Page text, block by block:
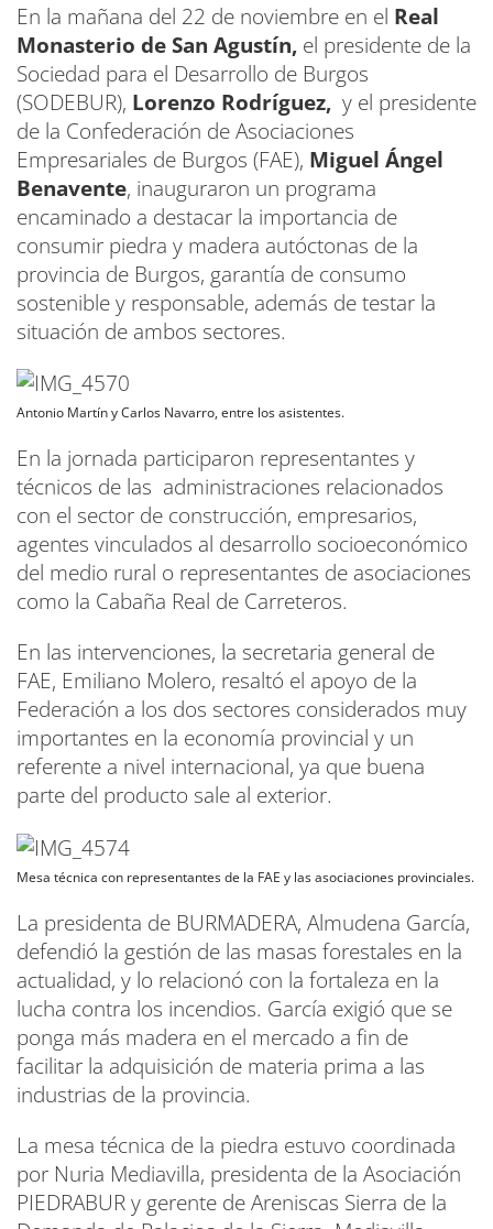
En la mañana del 22 de noviembre en el Real
Monasterio de San Agustín, el presidente de la
Sociedad para el Desarrollo de Burgos
(SODEBUR), Lorenzo Rodríguez, y el presidente
de la Confederación de Asociaciones
Empresariales de Burgos (FAE), Miguel Ángel
Benavente, inauguraron un programa
encaminado a destacar la importancia de
consumir piedra y madera autóctonas de la
provincia de Burgos, garantía de consumo
sostenible y responsable, además de testar la
situación de ambos sectores.
Antonio Martín y Carlos Navarro, entre los asistentes.
En la jornada participaron representantes y
técnicos de las administraciones relacionados
con el sector de construcción, empresarios,
agentes vinculados al desarrollo socioeconómico
del medio rural o representantes de asociaciones
como la Cabaña Real de Carreteros.
En las intervenciones, la secretaria general de
FAE, Emiliano Molero, resaltó el apoyo de la
Federación a los dos sectores considerados muy
importantes en la economía provincial y un
referente a nivel internacional, ya que buena
parte del producto sale al exterior.
Mesa técnica con representantes de la FAE y las asociaciones provinciales.
La presidenta de BURMADERA, Almudena García,
defendió la gestión de las masas forestales en la
actualidad, y lo relacionó con la fortaleza en la
lucha contra los incendios. García exigió que se
ponga más madera en el mercado a fin de
facilitar la adquisición de materia prima a las
industrias de la provincia.
La mesa técnica de la piedra estuvo coordinada
por Nuria Mediavilla, presidenta de la Asociación
PIEDRABUR y gerente de Areniscas Sierra de la